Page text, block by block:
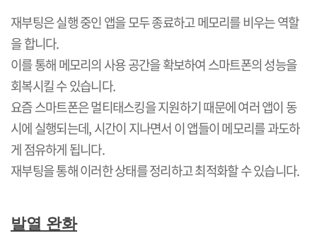
재부팅은 실행 중인 앱을 모두 종료하고 메모리를 비우는 역할
을 합니다.
이를 통해 메모리의 사용 공간을 확보하여 스마트폰의 성능을
회복시킬 수 있습니다.
요즘 스마트폰은 멀티태스킹을 지원하기 때문에 여러 앱이 동
시에 실행되는데,시간이 지나면서 이 앱들이 메모리를 과도하
게 점유하게 됩니다.
재부팅을 통해 이러한 상태를 정리하고 최적화할 수 있습니다.
발열 완화